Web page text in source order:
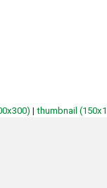
|thumbnail